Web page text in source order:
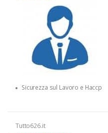
Sicurezza sul Lavoro e Haccp
Tutto626.it